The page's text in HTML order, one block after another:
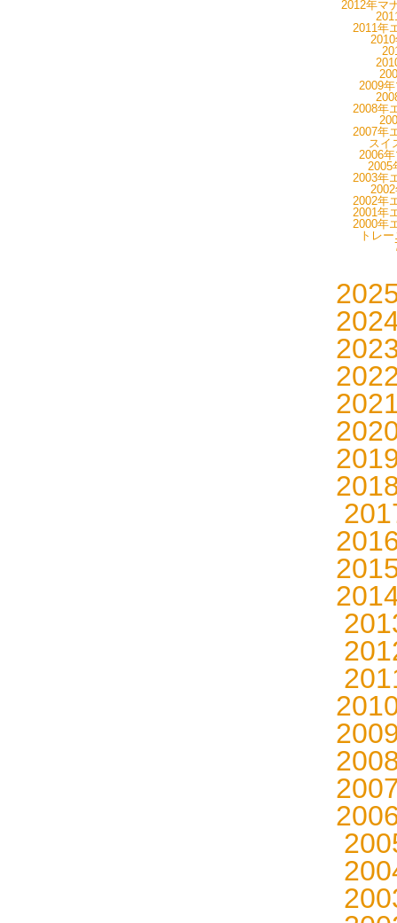
2012年マ
2011年
2009
2008年
2007年
スイ
2006
2005
2003年
2002年
2001年
2000年
トレ